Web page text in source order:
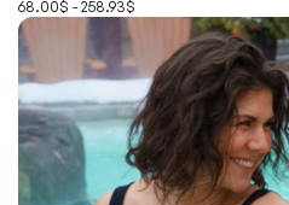
68.00$ - 258.93$